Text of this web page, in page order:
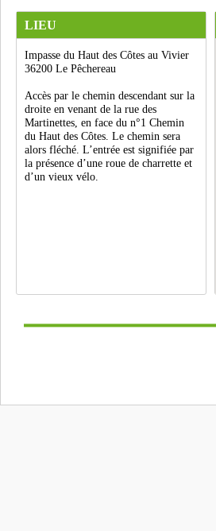
LIEU
Impasse du Haut des Côtes au Vivier
36200 Le Pêchereau
Accès par le chemin descendant sur la
droite en venant de la rue des
Martinettes, en face du n°1 Chemin
du Haut des Côtes. Le chemin sera
alors fléché. L’entrée est signifiée par
la présence d’une roue de charrette et
d’un vieux vélo.